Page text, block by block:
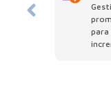
para